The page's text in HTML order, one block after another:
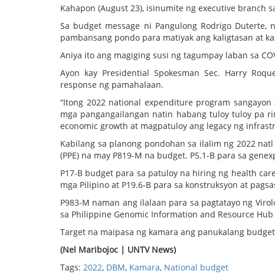
Kahapon (August 23), isinumite ng executive branch
Sa budget message ni Pangulong Rodrigo
pambansang pondo para matiyak ang kaligtasan at
Aniya ito ang magiging susi ng tagumpay laban sa
Ayon kay Presidential Spokesman Sec. Harry
response ng pamahalaan.
“Itong 2022 national expenditure program
mga pangangailangan natin habang tuloy tuloy pa
economic growth at magpatuloy ang legacy ng
Kabilang sa planong pondohan sa ilalim ng 2022
(PPE) na may P819-M na budget. P5.1-B para sa
P17-B budget para sa patuloy na hiring ng health
mga Pilipino at P19.6-B para sa konstruksyon at
P983-M naman ang ilalaan para sa pagtatayo ng
sa Philippine Genomic Information and Resource
Target na maipasa ng kamara ang panukalang
(Nel Maribojoc | UNTV News)
Tags: 2022, DBM, Kamara, National budget